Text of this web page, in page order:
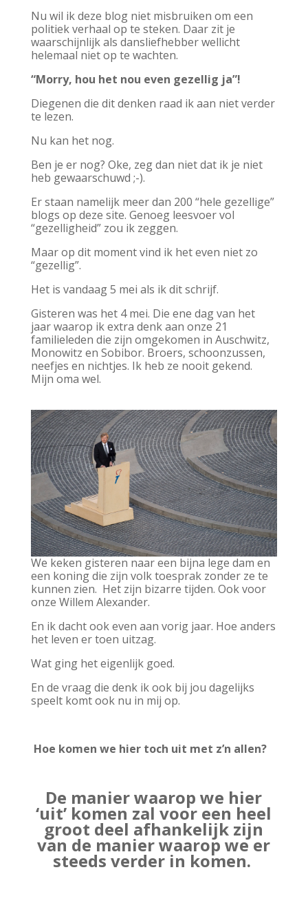
Nu wil ik deze blog niet misbruiken om een
politiek verhaal op te steken. Daar zit je
waarschijnlijk als dansliefhebber wellicht
helemaal niet op te wachten.
“Morry, hou het nou even gezellig ja”!
Diegenen die dit denken raad ik aan niet verder
te lezen.
Nu kan het nog.
Ben je er nog? Oke, zeg dan niet dat ik je niet
heb gewaarschuwd ;-).
Er staan namelijk meer dan 200 “hele gezellige”
blogs op deze site. Genoeg leesvoer vol
“gezelligheid” zou ik zeggen.
Maar op dit moment vind ik het even niet zo
“gezellig”.
Het is vandaag 5 mei als ik dit schrijf.
Gisteren was het 4 mei. Die ene dag van het
jaar waarop ik extra denk aan onze 21
familieleden die zijn omgekomen in Auschwitz,
Monowitz en Sobibor. Broers, schoonzussen,
neefjes en nichtjes. Ik heb ze nooit gekend.
Mijn oma wel.
We keken gisteren naar een bijna lege dam en
een koning die zijn volk toesprak zonder ze te
kunnen zien. Het zijn bizarre tijden. Ook voor
onze Willem Alexander.
En ik dacht ook even aan vorig jaar. Hoe anders
het leven er toen uitzag.
Wat ging het eigenlijk goed.
En de vraag die denk ik ook bij jou dagelijks
speelt komt ook nu in mij op.
Hoe komen we hier toch uit met z’n allen?
De manier waarop we hier
‘uit’ komen zal voor een heel
groot deel afhankelijk zijn
van de manier waarop we er
steeds verder in komen.